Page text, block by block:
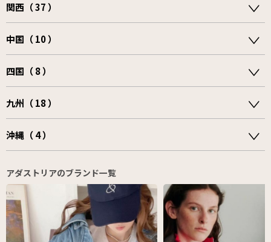
関西（ 37 ）
中国（ 10 ）
四国（ 8 ）
九州（ 18 ）
沖縄（ 4 ）
アダストリアのブランド一覧